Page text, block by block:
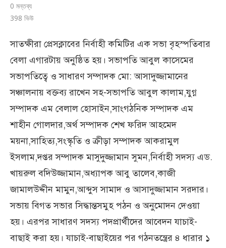
0 মন্তব্য
398 ভিউ
সাতক্ষীরা প্রেসক্লাবের নির্বাহী কমিটির এক সভা বৃহস্পতিবার
বেলা এগারটায় অনুষ্ঠিত হয়। সভাপতি আবুল কাসেমের
সভাপতিত্বে ও সাধারণ সম্পাদক মো: আসাদুজ্জামানের
সঞ্চালনায় বক্তব্য রাখেন সহ-সভাপতি আবুল কালাম,যুগ্ন
সম্পাদক এম বেলাল হোসাইন,সাংগঠনিক সম্পাদক এম
শাহীন গোলদার,অর্থ সম্পাদক শেখ ফরিদ আহমেদ
ময়না,সাহিত্য,সংস্কৃতি ও ক্রীড়া সম্পাদক আকরামুল
ইসলাম,দপ্তর সম্পাদক মাসুদুজ্জামান সুমন,নির্বাহী সদস্য এড.
খায়রুল বদিউজ্জামান,অধ্যাপক আবু তালেব,কাজী
জামালউদ্দীন মামুন,আব্দুস সামাদ ও আসাদুজ্জামান সরদার।
সভায় বিগত সভার সিদ্ধান্তসমুহ পঠন ও অনুমোদন দেওয়া
হয়। এরপর সাধারণ সদস্য পদপ্রার্থীদের আবেদন যাচাই-
বাছাই করা হয়। যাচাই-বাছাইয়ের পর গঠনতন্ত্রের ৪ ধারার ১